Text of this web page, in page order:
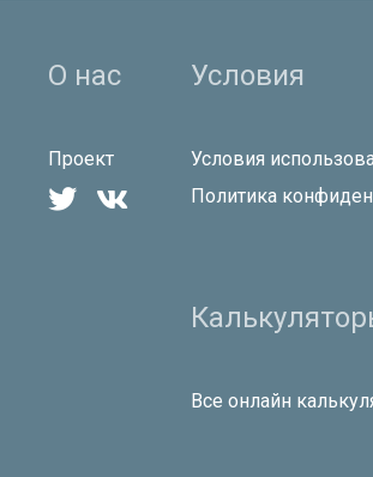
О нас
Проект
 
Условия
Условия
Политика
Все онлайн